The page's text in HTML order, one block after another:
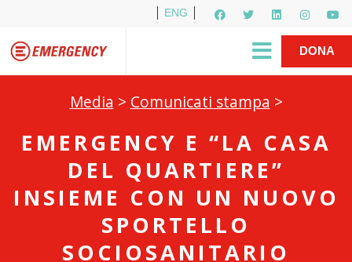
ENG
R1PUD1A
DONA
Media > Comunicati stampa >
EMERGENCY E “LA CASA
DEL QUARTIERE”
INSIEME CON UN NUOVO
SPORTELLO
SOCIOSANITARIO